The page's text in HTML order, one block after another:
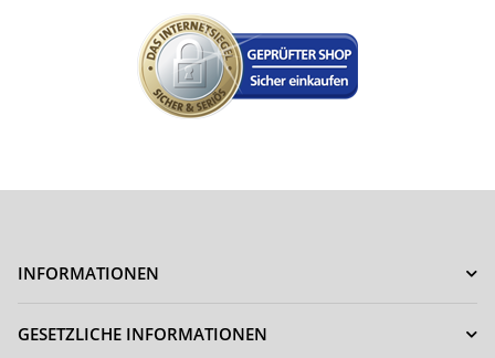
INFORMATIONEN
GESETZLICHE INFORMATIONEN